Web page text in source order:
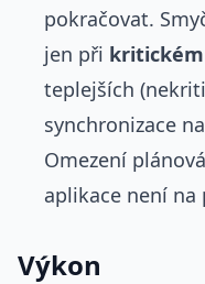
pokračovat.
jen při kritickém
teplejších
synchronizace
Omezení
aplikace není na
Výkon